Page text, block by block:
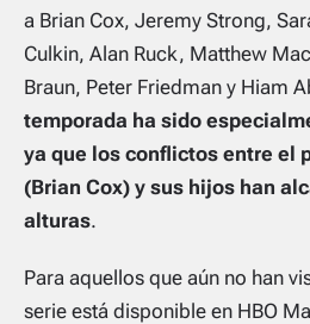
a Brian Cox, Jeremy Strong,
Culkin, Alan Ruck, Matthew
Braun, Peter Friedman y Hiam
temporada ha sido
ya que los conflictos entre el
(Brian Cox) y sus hijos han
alturas.
Para aquellos que aún no han
serie está disponible en HBO